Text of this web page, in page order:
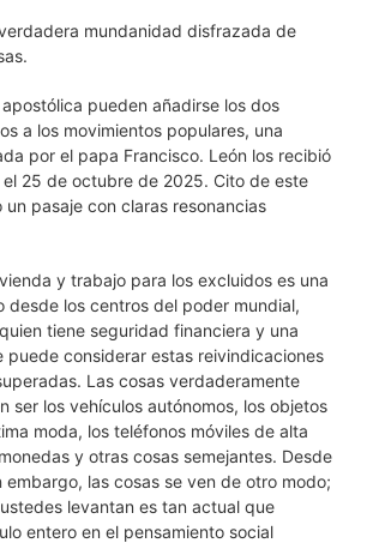
mundanidad disfrazada de
pueden añadirse los dos
a los movimientos populares, una
por el papa Francisco. León los recibió
25 de octubre de 2025. Cito de este
un pasaje con claras resonancias
y trabajo para los excluidos es una
desde los centros del poder mundial,
tiene seguridad financiera y una
puede considerar estas reivindicaciones
Las cosas verdaderamente
ser los vehículos autónomos, los objetos
moda, los teléfonos móviles de alta
y otras cosas semejantes. Desde
embargo, las cosas se ven de otro modo;
levantan es tan actual que
entero en el pensamiento social